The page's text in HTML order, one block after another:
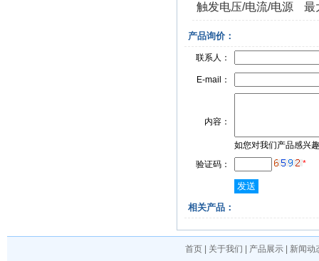
触发电压/电流/电源
最
产品询价：
联系人：
E-mail：
内容：
如您对我们产品感兴
验证码：
*
相关产品：
首页 关于我们 产品展示
新闻动